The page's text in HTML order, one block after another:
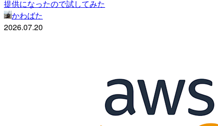
提供になったので試してみた
かわばた
2026.07.20